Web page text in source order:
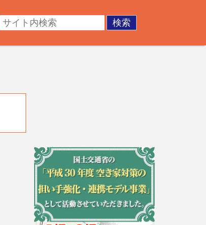
。不動産の調査・測量・登記など。あなたの悩